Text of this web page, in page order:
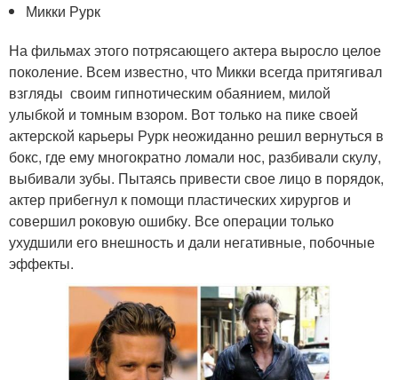
Микки Рурк
На фильмах этого потрясающего актера выросло целое
поколение. Всем известно, что Микки всегда притягивал
взгляды своим гипнотическим обаянием, милой
улыбкой и томным взором. Вот только на пике своей
актерской карьеры Рурк неожиданно решил вернуться в
бокс, где ему многократно ломали нос, разбивали скулу,
выбивали зубы. Пытаясь привести свое лицо в порядок,
актер прибегнул к помощи пластических хирургов и
совершил роковую ошибку. Все операции только
ухудшили его внешность и дали негативные, побочные
эффекты.